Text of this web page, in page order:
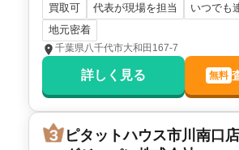
千葉県鎌ヶ谷市東道野辺四丁目
階数:2階 建物面積:
土地面積:122 ㎡
ピタットハウス市川南口店 ハウジング
買取可 代表が現場を担当
いつでも
地元密着
千葉県八千代市大和田167-7
詳しく見る 無料
ピタットハウス市川南口